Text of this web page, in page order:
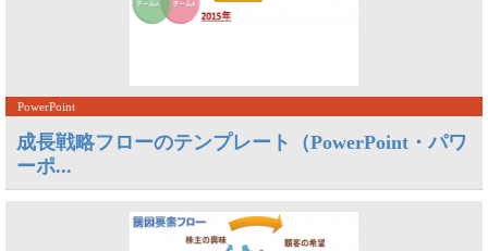
PowerPoint
成長戦略フローのテンプレート（PowerPoint・パワ
ーポ...